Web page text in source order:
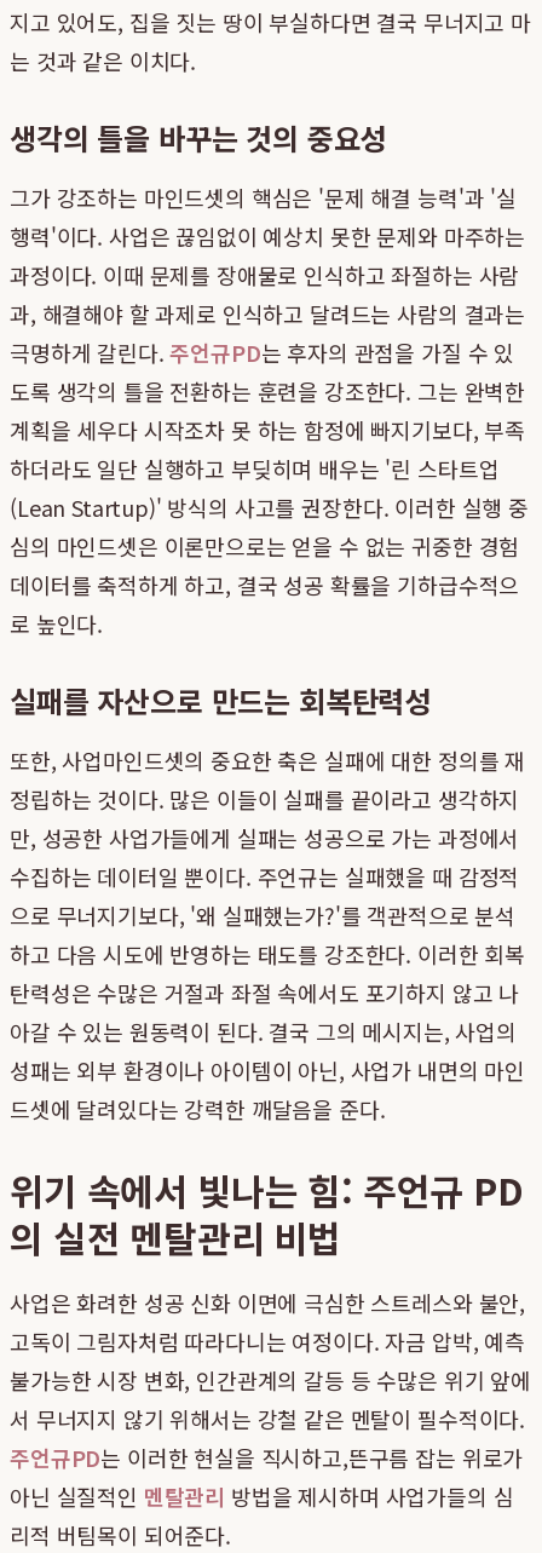
지고 있어도, 집을 짓는 땅이 부실하다면 결국 무너지고 마
는 것과 같은 이치다.
생각의 틀을 바꾸는 것의 중요성
그가 강조하는 마인드셋의 핵심은 '문제 해결 능력'과 '실
행력'이다. 사업은 끊임없이 예상치 못한 문제와 마주하는
과정이다. 이때 문제를 장애물로 인식하고 좌절하는 사람
과, 해결해야 할 과제로 인식하고 달려드는 사람의 결과는
극명하게 갈린다.주언규PD는 후자의 관점을 가질 수 있
도록 생각의 틀을 전환하는 훈련을 강조한다. 그는 완벽한
계획을 세우다 시작조차 못 하는 함정에 빠지기보다, 부족
하더라도 일단 실행하고 부딪히며 배우는 '린 스타트업
(Lean Startup)' 방식의 사고를 권장한다. 이러한 실행 중
심의 마인드셋은 이론만으로는 얻을 수 없는 귀중한 경험
데이터를 축적하게 하고, 결국 성공 확률을 기하급수적으
로 높인다.
실패를 자산으로 만드는 회복탄력성
또한, 사업마인드셋의 중요한 축은 실패에 대한 정의를 재
정립하는 것이다. 많은 이들이 실패를 끝이라고 생각하지
만, 성공한 사업가들에게 실패는 성공으로 가는 과정에서
수집하는 데이터일 뿐이다. 주언규는 실패했을 때 감정적
으로 무너지기보다, '왜 실패했는가?'를 객관적으로 분석
하고 다음 시도에 반영하는 태도를 강조한다. 이러한 회복
탄력성은 수많은 거절과 좌절 속에서도 포기하지 않고 나
아갈 수 있는 원동력이 된다. 결국 그의 메시지는, 사업의
성패는 외부 환경이나 아이템이 아닌, 사업가 내면의 마인
드셋에 달려있다는 강력한 깨달음을 준다.
위기 속에서 빛나는 힘: 주언규 PD
의 실전 멘탈관리 비법
사업은 화려한 성공 신화 이면에 극심한 스트레스와 불안,
고독이 그림자처럼 따라다니는 여정이다. 자금 압박, 예측
불가능한 시장 변화, 인간관계의 갈등 등 수많은 위기 앞에
서 무너지지 않기 위해서는 강철 같은 멘탈이 필수적이다.
주언규PD는 이러한 현실을 직시하고,뜬구름 잡는 위로가
아닌 실질적인 멘탈관리 방법을 제시하며 사업가들의 심
리적 버팀목이 되어준다.